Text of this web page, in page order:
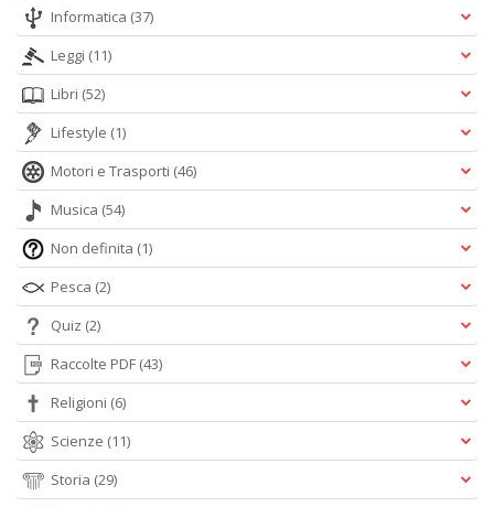
Informatica (37)
Leggi (11)
Libri (52)
Lifestyle (1)
Motori e Trasporti (46)
Musica (54)
Non definita (1)
Pesca (2)
Quiz (2)
Raccolte PDF (43)
Religioni (6)
Scienze (11)
Storia (29)